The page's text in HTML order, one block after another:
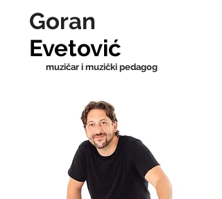
Goran
Evetović
muzičar i muzički pedagog